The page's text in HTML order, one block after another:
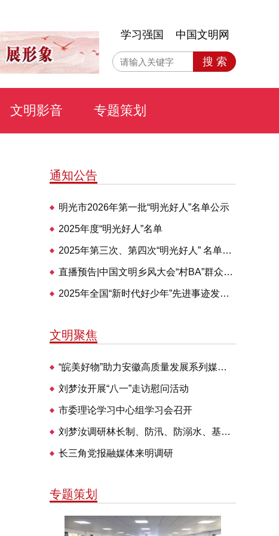
学习强国 中国文明网
搜 索
文明影音 专题策划
通知公告
明光市2026年第一批“明光好人”名单公示
2025年度“明光好人”名单
2025年第三次、第四次“明光好人” 名单公布
直播预告|中国文明乡风大会“村BA”群众体育交流活动28日举办
2025年全国“新时代好少年”先进事迹发布仪式即将播出
文明聚焦
“皖美好物”助力安徽高质量发展系列媒体见面会走进明光
刘梦汝开展“八一”走访慰问活动
市委理论学习中心组学习会召开
刘梦汝调研林长制、防汛、防溺水、基层治理等工作
长三角党报融媒体来明调研
专题策划